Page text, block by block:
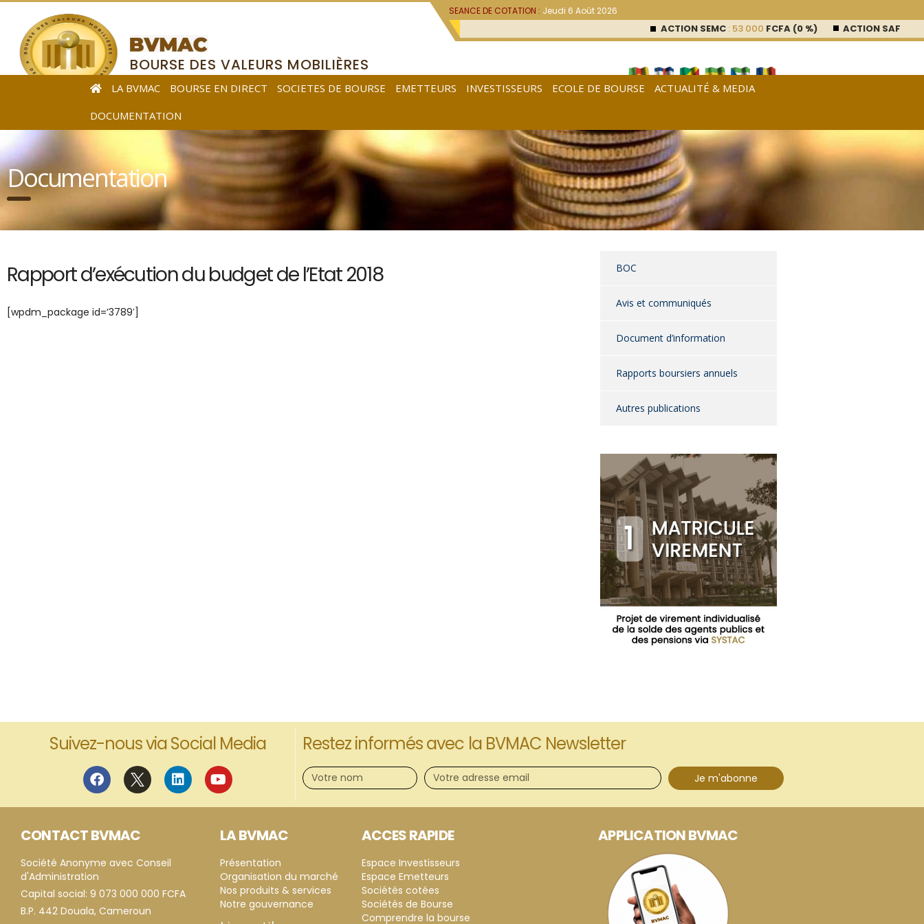
SEANCE DE COTATION : Jeudi 6 Août 2026
ACTION SEMC: 53 000FCFA (0 %) ACTION SAFACAM
BOURSE DES VALEURS MOBILIÈRES
DE L’AFRIQUE CENTRALE
LA BVMAC BOURSE EN DIRECT SOCIETES DE BOURSE EMETTEURS INVESTISSEURS ECOLE DE BOURSE
ACTUALITÉ & MEDIA
DOCUMENTATION
Documentation
Rapport d’exécution du budget de l’Etat 2018
[wpdm_package id=’3789′]
BOC
Avis et communiqués
Document d’information
Rapports boursiers annuels
Autres publications
Suivez-nous via Social Media Restez informés avec la BVMAC Newsletter
Je m'abonne
CONTACT BVMAC
Société Anonyme avec Conseil
d'Administration
Capital social: 9 073 000 000 FCFA
B.P. 442 Douala, Cameroun
LA BVMAC
Présentation
Organisation du marché
Nos produits & services
Notre gouvernance
ACCES RAPIDE
Espace Investisseurs
Espace Emetteurs
Sociétés cotées
Sociétés de Bourse
Comprendre la bourse
APPLICATION BVMAC